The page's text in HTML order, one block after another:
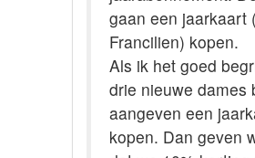
gaan een jaarkaart
Francilien) kopen.
Als ik het goed
drie nieuwe dames
aangeven een
kopen. Dan geven